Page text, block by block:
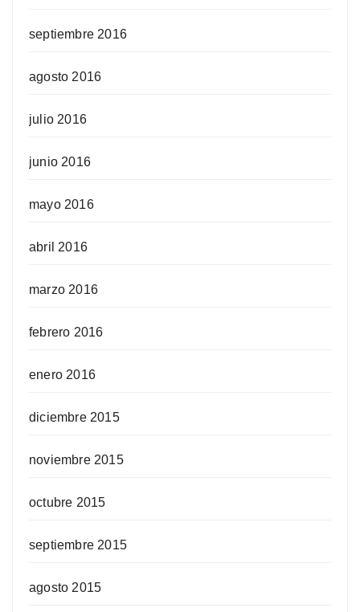
septiembre 2016
agosto 2016
julio 2016
junio 2016
mayo 2016
abril 2016
marzo 2016
febrero 2016
enero 2016
diciembre 2015
noviembre 2015
octubre 2015
septiembre 2015
agosto 2015